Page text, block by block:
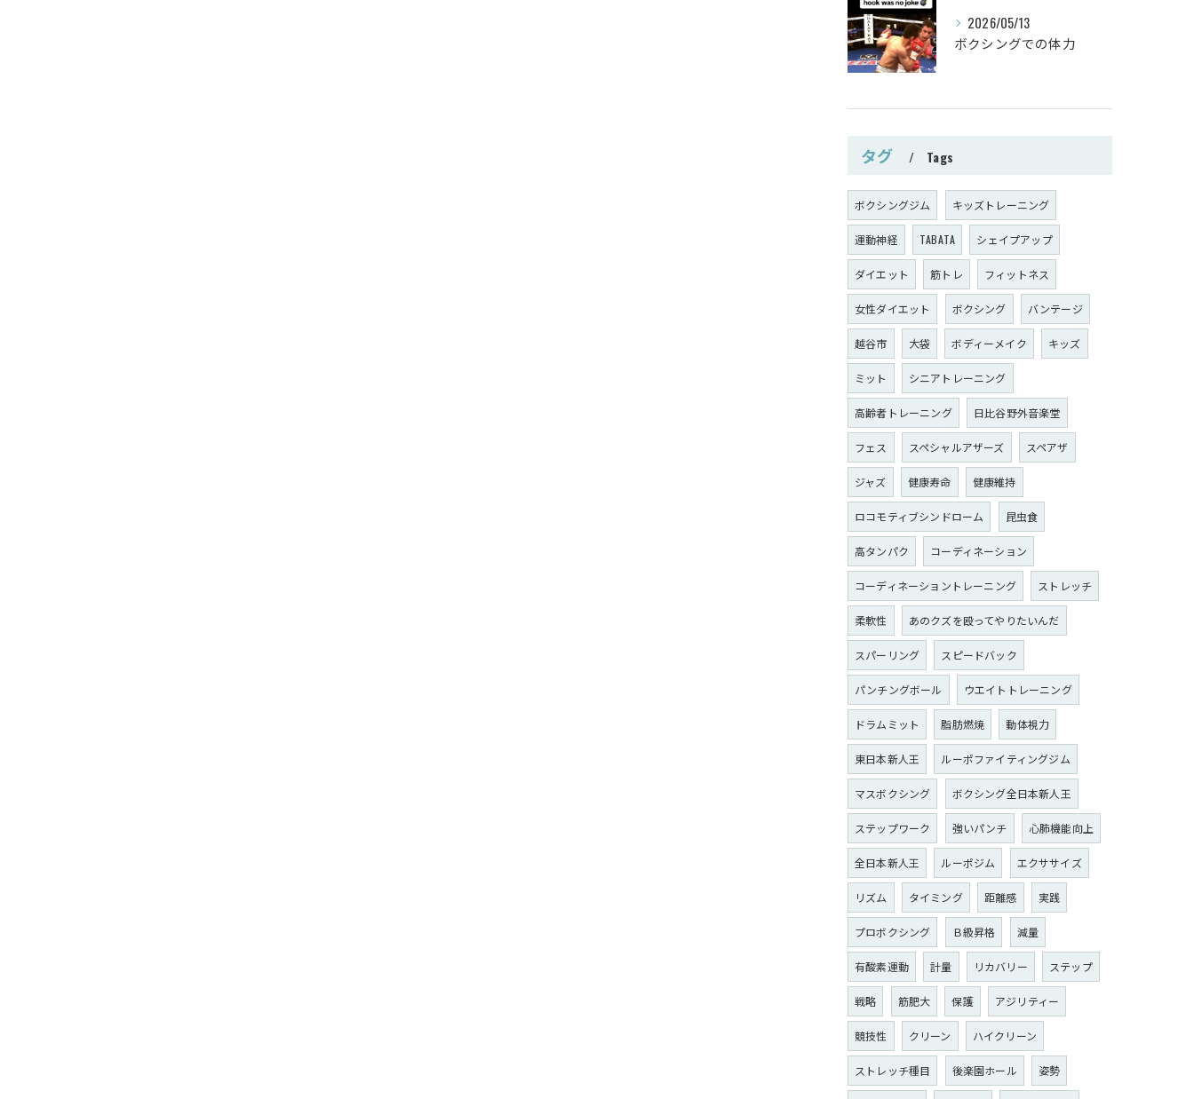
2026/05/13
ボクシングでの体力
タグ Tags
ボクシングジム キッズトレーニング
運動神経 TABATA シェイプアップ
ダイエット 筋トレ フィットネス
女性ダイエット ボクシング バンテージ
越谷市 大袋 ボディーメイク キッズ
ミット シニアトレーニング
高齢者トレーニング 日比谷野外音楽堂
フェス スペシャルアザーズ スペアザ
ジャズ 健康寿命 健康維持
ロコモティブシンドローム 昆虫食
高タンパク コーディネーション
コーディネーショントレーニング ストレッチ
柔軟性 あのクズを殴ってやりたいんだ
スパーリング スピードバック
パンチングボール ウエイトトレーニング
ドラムミット 脂肪燃焼 動体視力
東日本新人王 ルーポファイティングジム
マスボクシング ボクシング全日本新人王
ステップワーク 強いパンチ 心肺機能向上
全日本新人王 ルーポジム エクササイズ
リズム タイミング 距離感 実践
プロボクシング Ｂ級昇格 減量
有酸素運動 計量 リカバリー ステップ
戦略 筋肥大 保護 アジリティー
競技性 クリーン ハイクリーン
ストレッチ種目 後楽園ホール 姿勢